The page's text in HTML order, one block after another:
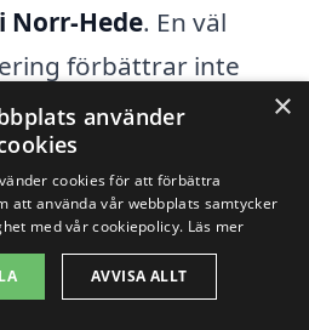
Norr-Hede. En väl
förbättrar inte
utan kan
din fastighet. Ta
trappa idag!
gratis och utan
×
använder
cookies för att förbättra
att använda vår webbplats samtycker
med vår cookiepolicy. Läs mer
AVVISA ALLT